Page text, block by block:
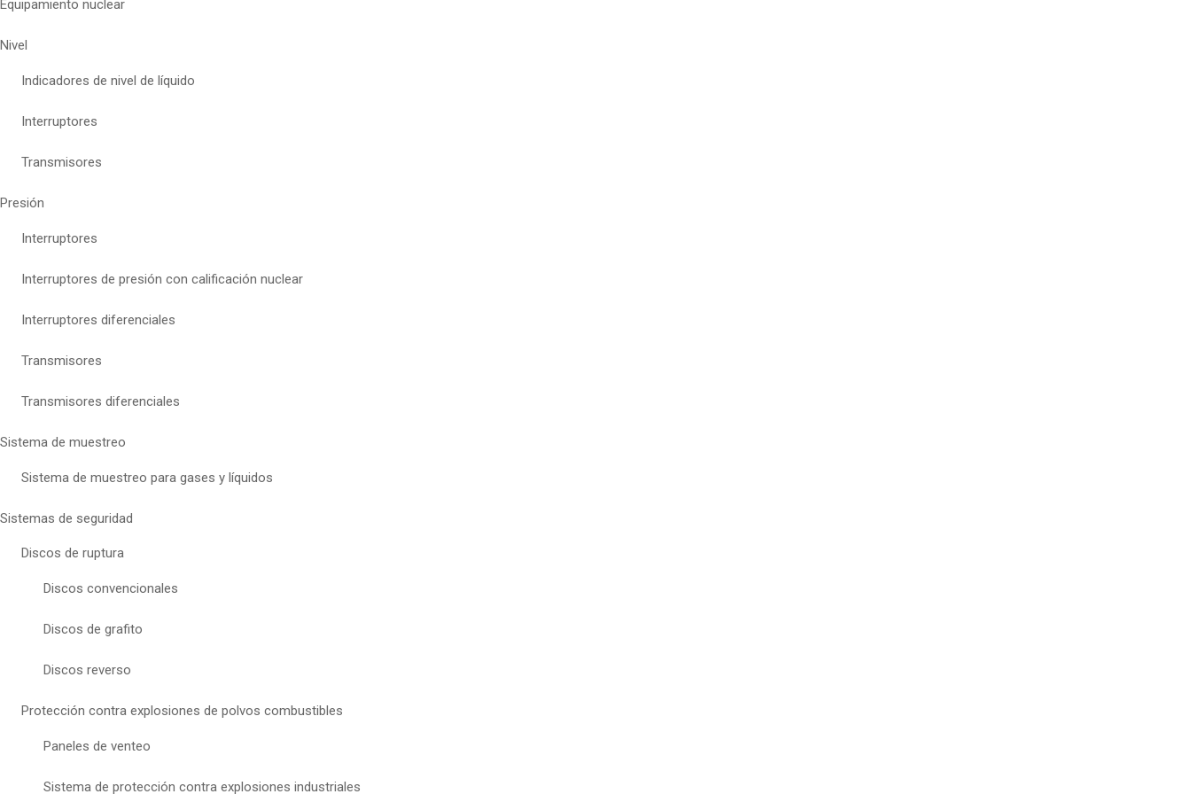
Equipamiento nuclear
Nivel
Indicadores de nivel de líquido
Interruptores
Transmisores
Presión
Interruptores
Interruptores de presión con calificación nuclear
Interruptores diferenciales
Transmisores
Transmisores diferenciales
Sistema de muestreo
Sistema de muestreo para gases y líquidos
Sistemas de seguridad
Discos de ruptura
Discos convencionales
Discos de grafito
Discos reverso
Protección contra explosiones de polvos combustibles
Paneles de venteo
Sistema de protección contra explosiones industriales